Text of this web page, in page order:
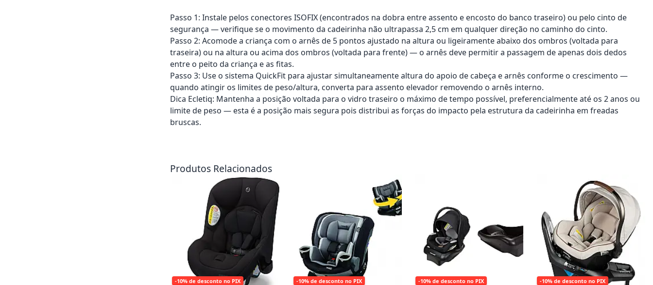
Passo 1: Instale pelos conectores ISOFIX (encontrados na dobra entre assento e encosto do banco traseiro) ou pelo cinto de
segurança — verifique se o movimento da cadeirinha não ultrapassa 2,5 cm em qualquer direção no caminho do cinto.
Passo 2: Acomode a criança com o arnês de 5 pontos ajustado na altura ou ligeiramente abaixo dos ombros (voltada para
traseira) ou na altura ou acima dos ombros (voltada para frente) — o arnês deve permitir a passagem de apenas dois dedos
entre o peito da criança e as fitas.
Passo 3: Use o sistema QuickFit para ajustar simultaneamente altura do apoio de cabeça e arnês conforme o crescimento —
quando atingir os limites de peso/altura, converta para assento elevador removendo o arnês interno.
Dica Ecletiq: Mantenha a posição voltada para o vidro traseiro o máximo de tempo possível, preferencialmente até os 2 anos ou
limite de peso — esta é a posição mais segura pois distribui as forças do impacto pela estrutura da cadeirinha em freadas
bruscas.
Produtos Relacionados
-10% de desconto no PIX
Adicionar ao carrinho
-10% de desconto no PIX
-10% de desconto no PIX
-10% de desconto no PIX